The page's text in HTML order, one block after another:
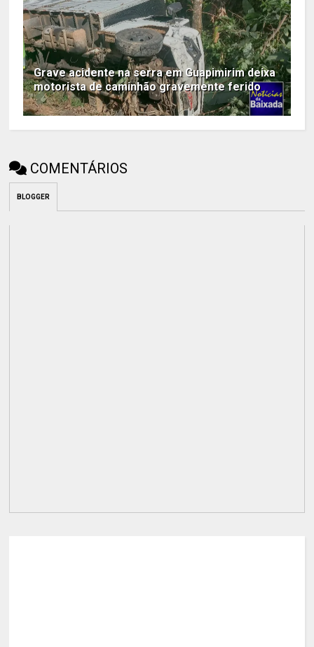
Grave acidente na serra em Guapimirim deixa
motorista de caminhão gravemente ferido
COMENTÁRIOS
BLOGGER